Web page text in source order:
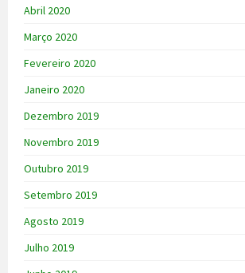
Abril 2020
Março 2020
Fevereiro 2020
Janeiro 2020
Dezembro 2019
Novembro 2019
Outubro 2019
Setembro 2019
Agosto 2019
Julho 2019